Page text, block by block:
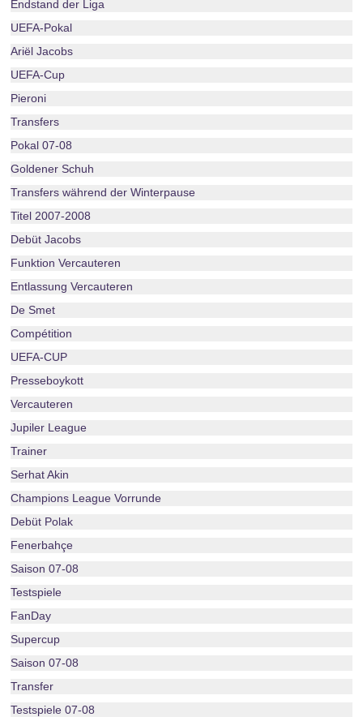
Endstand der Liga
UEFA-Pokal
Ariël Jacobs
UEFA-Cup
Pieroni
Transfers
Pokal 07-08
Goldener Schuh
Transfers während der Winterpause
Titel 2007-2008
Debüt Jacobs
Funktion Vercauteren
Entlassung Vercauteren
De Smet
Compétition
UEFA-CUP
Presseboykott
Vercauteren
Jupiler League
Trainer
Serhat Akin
Champions League Vorrunde
Debüt Polak
Fenerbahçe
Saison 07-08
Testspiele
FanDay
Supercup
Saison 07-08
Transfer
Testspiele 07-08